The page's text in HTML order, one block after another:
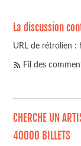
La discussion
URL de rétrolien
Fil des
CHERCHE UN
40000 BILLETS